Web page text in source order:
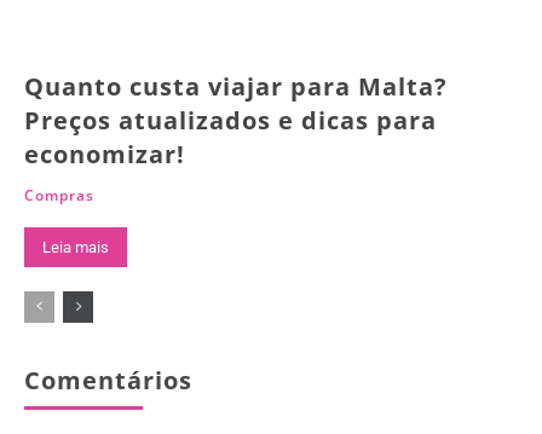
Quanto custa viajar para Malta?
Preços atualizados e dicas para
economizar!
Compras
Leia mais
Comentários